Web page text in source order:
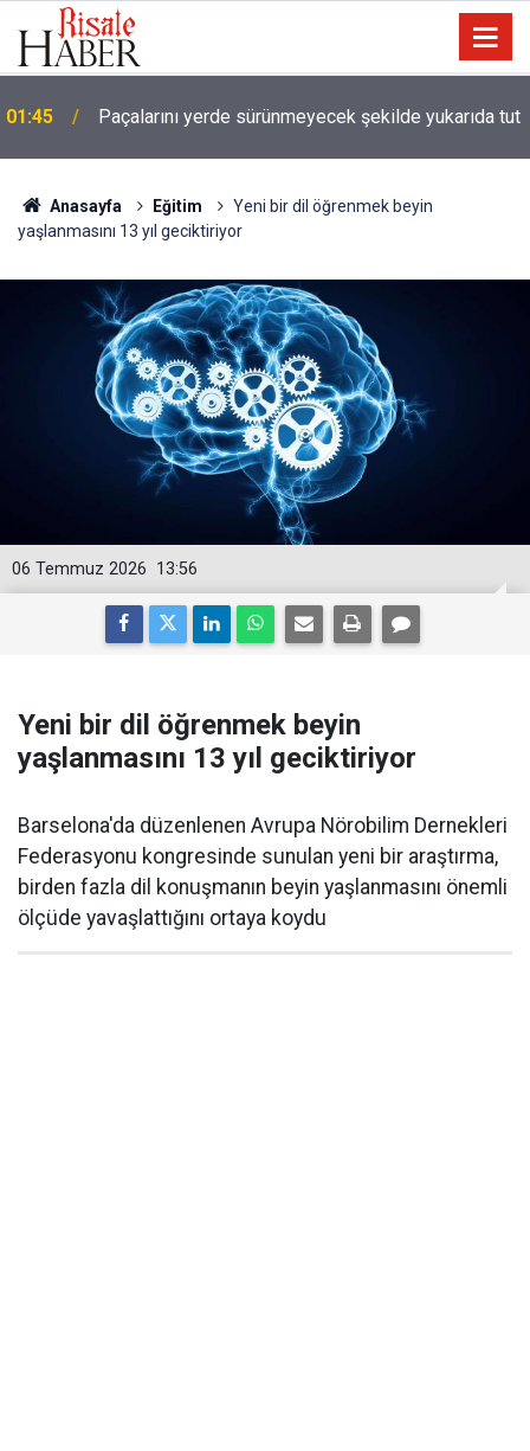
01:45 Paçalarını yerde sürünmeyecek şekilde yukarıda tut
Anasayfa Eğitim
Yeni bir dil öğrenmek beyin
yaşlanmasını 13 yıl geciktiriyor
13:56
06 Temmuz 2026
Yeni bir dil öğrenmek beyin
yaşlanmasını 13 yıl geciktiriyor
Barselona'da düzenlenen Avrupa Nörobilim Dernekleri
Federasyonu kongresinde sunulan yeni bir araştırma,
birden fazla dil konuşmanın beyin yaşlanmasını önemli
ölçüde yavaşlattığını ortaya koydu